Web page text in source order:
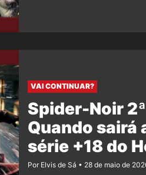
VAI CONTINUAR?
Spider-Noir
Quando sairá
série +18 do
Por Elvis de Sá 28 de maio de